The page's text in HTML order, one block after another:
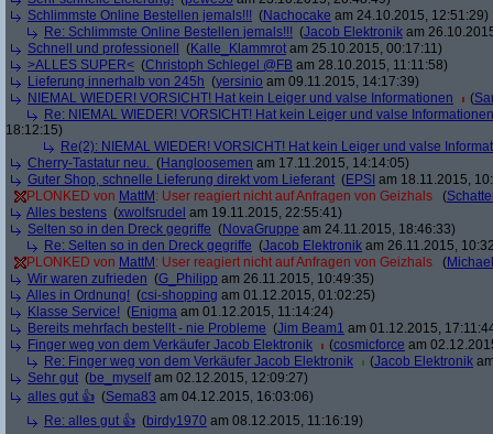
Schlimmste Online Bestellen jemals!!! (Nachocake am 24.10.2015, 12:51:29)
Re: Schlimmste Online Bestellen jemals!!! (Jacob Elektronik am
Schnell und professionell
(Kalle_Klammrot am 25.10.2015, 00:17:11)
>ALLES SUPER< (Christoph Schlegel @FB am 28.10.2015, 11:11:58)
Lieferung innerhalb von 245h (yersinio am 09.11.2015, 14:17:39)
NIEMAL WIEDER! VORSICHT! Hat kein Leiger und valse Informationen
(
Re: NIEMAL WIEDER! VORSICHT! Hat kein Leiger und valse Informationen
18:12:15)
Re(2): NIEMAL WIEDER! VORSICHT! Hat kein Leiger und valse
Cherry-Tastatur neu. (Hangloosemen am 17.11.2015, 14:14:05)
Guter Shop, schnelle Lieferung direkt vom Lieferant (EPSI am 18.11.2015,
PLONKED von MattM : User reagiert nicht auf Anfragen von Geizhals (
Alles bestens (xwolfsrudel am 19.11.2015, 22:55:41)
Selten so in den Dreck gegriffe (NovaGruppe am 24.11.2015, 18:46:33)
Re: Selten so in den Dreck gegriffe (Jacob Elektronik am 26.11.2015,
PLONKED von MattM : User reagiert nicht auf Anfragen von Geizhals (
Wir waren zufrieden (G_Philipp am 26.11.2015, 10:49:35)
Alles in Ordnung! (csi-shopping am 01.12.2015, 01:02:25)
Klasse Service! (Enigma am 01.12.2015, 11:14:24)
Bereits mehrfach bestellt - nie Probleme (Jim Beam1 am 01.12.2015,
Finger weg von dem Verkäufer Jacob Elektronik
(cosmicforce am
Re: Finger weg von dem Verkäufer Jacob Elektronik
(Jacob Elektronik
Sehr gut (be_myselfam 02.12.2015, 12:09:27)
alles gut 👍 (Sema83 am 04.12.2015, 16:03:06)
Re: alles gut 👍 (birdy1970 am 08.12.2015, 11:16:19)